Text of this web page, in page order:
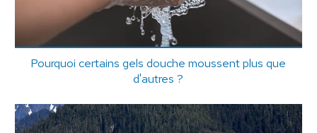
Pourquoi certains gels douche moussent plus que
d'autres ?